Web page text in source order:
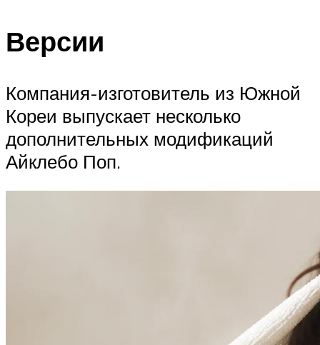
Версии
Компания-изготовитель из Южной
Кореи выпускает несколько
дополнительных модификаций
Айклебо Поп.